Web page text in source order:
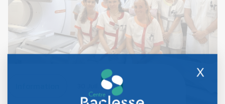
30 Juil. 2026
X